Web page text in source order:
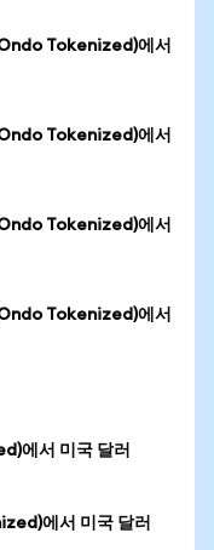
Tokenized)에서
Tokenized)에서
Tokenized)에서
Tokenized)에서
에서 미국 달러
에서 미국 달러